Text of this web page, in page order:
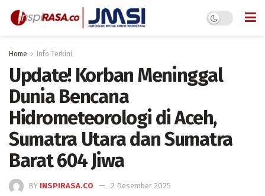
Home Info Terkini
Update! Korban Meninggal
Dunia Bencana
Hidrometeorologi di Aceh,
Sumatra Utara dan Sumatra
Barat 604 Jiwa
BY INSPIRASA.CO 2 Desember 2025